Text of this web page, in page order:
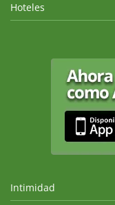
Hoteles
Intimidad